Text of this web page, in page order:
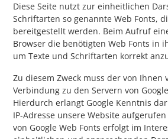
Diese Seite nutzt zur einheitlichen
Schriftarten so genannte Web Fonts,
bereitgestellt werden. Beim Aufruf
Browser die benötigten Web Fonts in
um Texte und Schriftarten korrekt
Zu diesem Zweck muss der von Ihnen
Verbindung zu den Servern von
Hierdurch erlangt Google Kenntnis
IP-Adresse unsere Website
von Google Web Fonts erfolgt im